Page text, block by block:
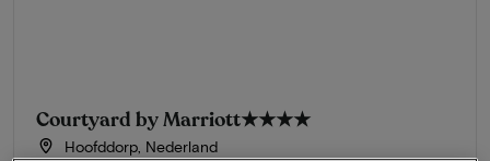
Courtyard by Marriott★★★★
Hoofddorp, Nederland